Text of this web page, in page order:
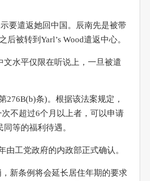
遣返她回中国。辰南先是被带
被转到Yarl’s Wood遣返中心。
水平仅限在听说上，一旦被遣
条)。根据该法案规定，
不超过6个月以上者，可以申请
等的福利待遇。
工党政府的内政部正式确认。
新条例将会延长居住年期的要求